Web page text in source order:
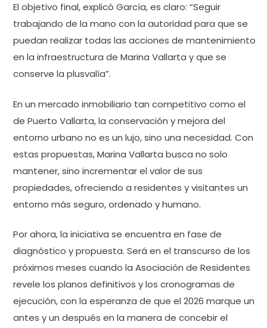
El objetivo final, explicó García, es claro: “Seguir
trabajando de la mano con la autoridad para que se
puedan realizar todas las acciones de mantenimiento
en la infraestructura de Marina Vallarta y que se
conserve la plusvalía”.
En un mercado inmobiliario tan competitivo como el
de Puerto Vallarta, la conservación y mejora del
entorno urbano no es un lujo, sino una necesidad. Con
estas propuestas, Marina Vallarta busca no solo
mantener, sino incrementar el valor de sus
propiedades, ofreciendo a residentes y visitantes un
entorno más seguro, ordenado y humano.
Por ahora, la iniciativa se encuentra en fase de
diagnóstico y propuesta. Será en el transcurso de los
próximos meses cuando la Asociación de Residentes
revele los planos definitivos y los cronogramas de
ejecución, con la esperanza de que el 2026 marque un
antes y un después en la manera de concebir el